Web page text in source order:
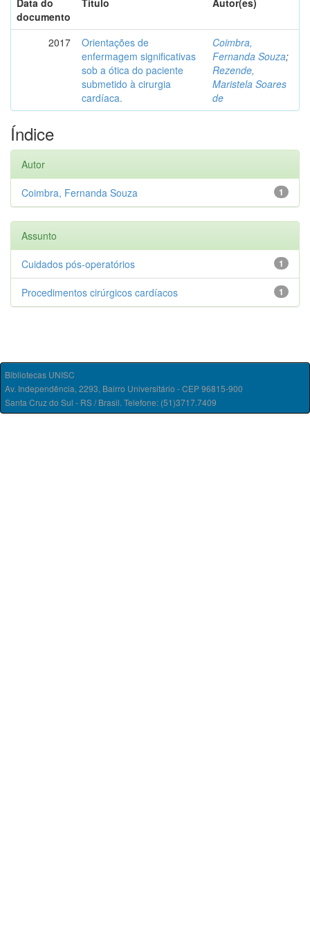
Data do
documento
Título Autor(es)
2017
Orientações de
enfermagem significativas
sob a ótica do paciente
submetido à cirurgia
cardíaca.
Coimbra,
Fernanda Souza;
Rezende,
Maristela Soares
de
Índice
Autor
1
Coimbra, Fernanda Souza
Assunto
1
Cuidados pós-operatórios
1
Procedimentos cirúrgicos cardíacos
Bibliotecas UNISC
Av. Independência, 2293, Bairro Universitário - CEP 96815-900
Santa Cruz do Sul - RS / Brasil. Telefone: (51)3717.7409